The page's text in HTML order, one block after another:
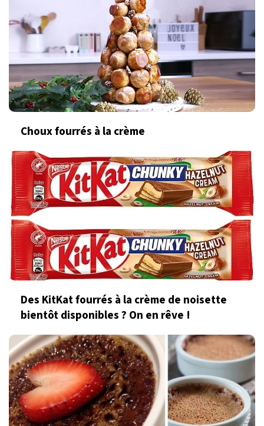
Choux fourrés à la crème
Des KitKat fourrés à la crème de noisette
bientôt disponibles ? On en rêve !